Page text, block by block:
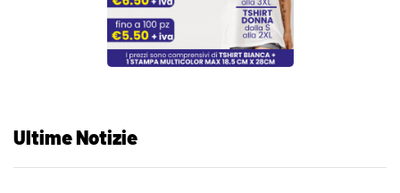
Ultime Notizie